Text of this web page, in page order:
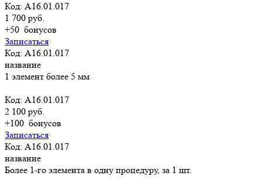
Код: A16.01.017
1 700 руб.
+50 бонусов
Записаться
Код: A16.01.017
название
1 элемент более 5 мм
Код: A16.01.017
2 100 руб.
+100 бонусов
Записаться
Код: A16.01.017
название
Более 1-го элемента в одну процедуру, за 1 шт.